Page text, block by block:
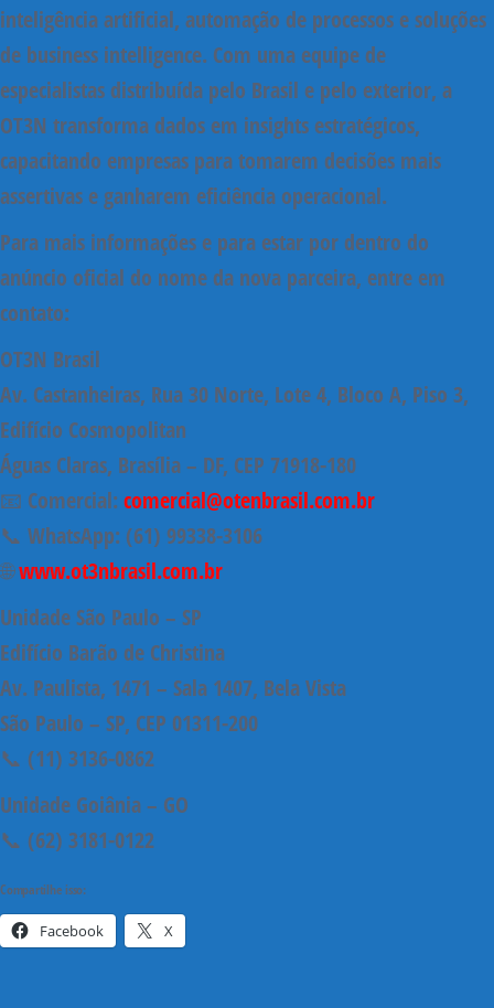
inteligência artificial, automação de processos e soluções
de business intelligence. Com uma equipe de
especialistas distribuída pelo Brasil e pelo exterior, a
OT3N transforma dados em insights estratégicos,
capacitando empresas para tomarem decisões mais
assertivas e ganharem eficiência operacional.
Para mais informações e para estar por dentro do
anúncio oficial do nome da nova parceira, entre em
contato:
OT3N Brasil
Av. Castanheiras, Rua 30 Norte, Lote 4, Bloco A, Piso 3,
Edifício Cosmopolitan
Águas Claras, Brasília – DF, CEP 71918-180
📧 Comercial: comercial@otenbrasil.com.br
📞 WhatsApp: (61) 99338-3106
🌐www.ot3nbrasil.com.br
Unidade São Paulo – SP
Edifício Barão de Christina
Av. Paulista, 1471 – Sala 1407, Bela Vista
São Paulo – SP, CEP 01311-200
📞 (11) 3136-0862
Unidade Goiânia – GO
📞 (62) 3181-0122
Compartilhe isso:
Facebook X